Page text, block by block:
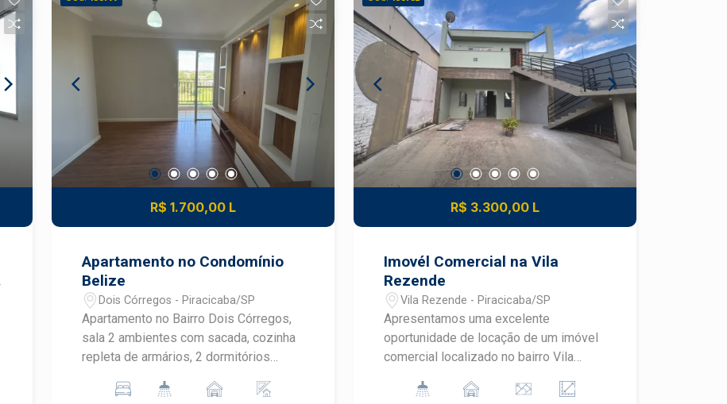
R$ 1.700,00 L
Apartamento no Condomínio
Belize
Dois Córregos - Piracicaba/SP
Apartamento no Bairro Dois Córregos,
sala 2 ambientes com sacada, cozinha
repleta de armários, 2 dormitórios
com gabinete e box. 01 vaga de
R$ 3.300,00 L
Imovél Comercial na Vila
Rezende
Vila Rezende - Piracicaba/SP
Apresentamos uma excelente
oportunidade de locação de um imóvel
comercial localizado no bairro Vila
Destaques: - Ampla área construída que